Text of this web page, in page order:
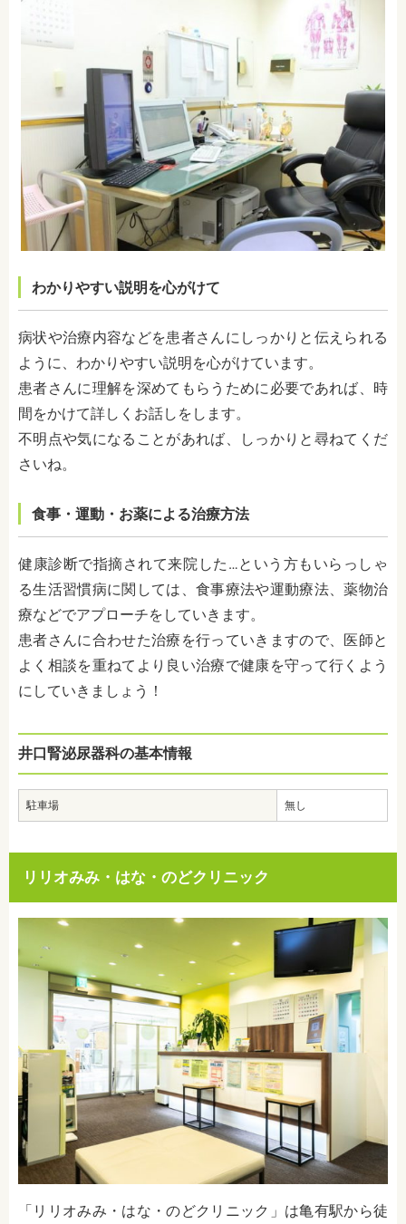
わかりやすい説明を心がけて
病状や治療内容などを患者さんにしっかりと伝えられる
ように、わかりやすい説明を心がけています。
患者さんに理解を深めてもらうために必要であれば、時
間をかけて詳しくお話しをします。
不明点や気になることがあれば、しっかりと尋ねてくだ
さいね。
食事・運動・お薬による治療方法
健康診断で指摘されて来院した…という方もいらっしゃ
る生活習慣病に関しては、食事療法や運動療法、薬物治
療などでアプローチをしていきます。
患者さんに合わせた治療を行っていきますので、医師と
よく相談を重ねてより良い治療で健康を守って行くよう
にしていきましょう！
井口腎泌尿器科の基本情報
駐車場 無し
リリオみみ・はな・のどクリニック
「 リリオみみ・はな・のどクリニック 」は亀有駅から徒